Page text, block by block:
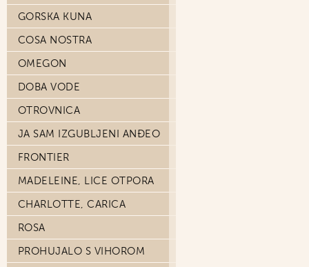
GORSKA KUNA
COSA NOSTRA
OMEGON
DOBA VODE
OTROVNICA
JA SAM IZGUBLJENI ANĐEO
FRONTIER
MADELEINE, LICE OTPORA
CHARLOTTE, CARICA
ROSA
PROHUJALO S VIHOROM